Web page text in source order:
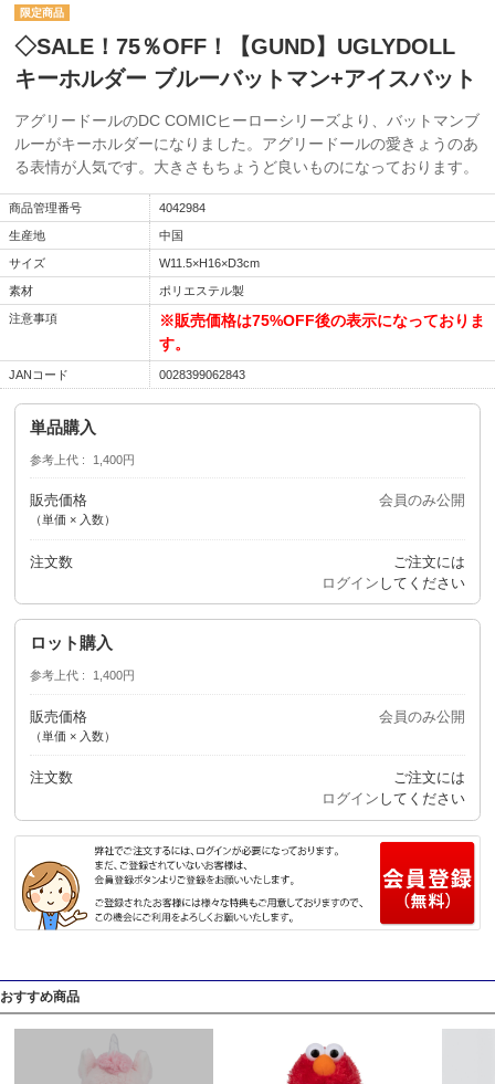
◇SALE！75％OFF！【GUND】UGLYDOLL
キーホルダー ブルーバットマン+アイスバット
アグリードールのDC COMICヒーローシリーズより、バットマンブ
ルーがキーホルダーになりました。アグリードールの愛きょうのあ
る表情が人気です。大きさもちょうど良いものになっております。
商品管理番号 4042984
生産地 中国
サイズ W11.5×H16×D3cm
素材 ポリエステル製
注意事項
※販売価格は75%OFF後の表示になっておりま
す。
JANコード 0028399062843
単品購入
参考上代 1,400円
販売価格
（単価 × 入数）
会員のみ公開
注文数
ご注文には
ログイン してください
ロット購入
参考上代 1,400円
販売価格
（単価 × 入数）
会員のみ公開
注文数
ご注文には
ログイン してください
おすすめ商品